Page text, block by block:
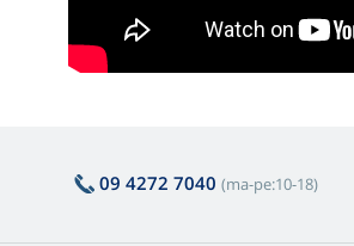
09 4272 7040 (ma-pe:10-18)